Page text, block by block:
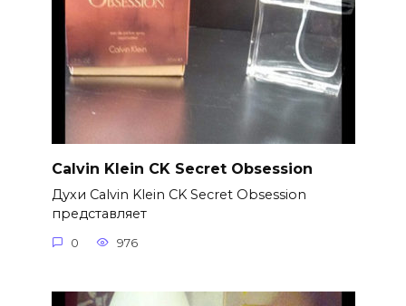
Calvin Klein CK Secret Obsession
Духи Calvin Klein CK Secret Obsession
представляет
0 976